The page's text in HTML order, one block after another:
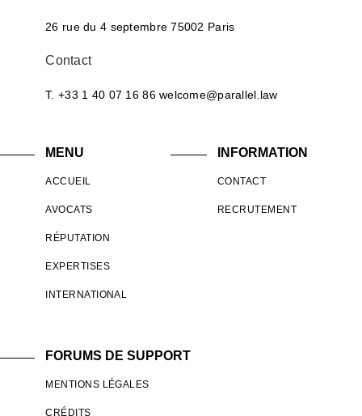
26 rue du 4 septembre 75002 Paris
Contact
T. +33 1 40 07 16 86 welcome@parallel.law
MENU
ACCUEIL
AVOCATS
RÉPUTATION
EXPERTISES
INTERNATIONAL
INFORMATION
CONTACT
RECRUTEMENT
FORUMS DE SUPPORT
MENTIONS LÉGALES
CRÉDITS